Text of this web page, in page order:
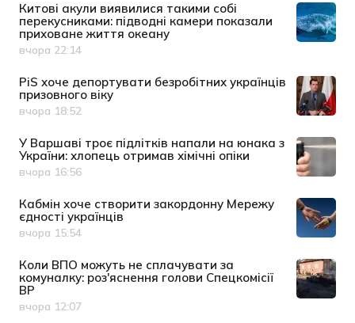
Китові акули виявилися такими собі
перекусниками: підводні камери показали
приховане життя океану
Дата публікації
вчора 22:14
PiS хоче депортувати безробітних українців
призовного віку
Дата публікації
вчора 18:52
У Варшаві троє підлітків напали на юнака з
України: хлопець отримав хімічні опіки
Дата публікації
вчора 16:56
Кабмін хоче створити закордонну Мережу
єдності українців
Дата публікації
вчора 15:54
Коли ВПО можуть не сплачувати за
комуналку: роз'яснення голови Спецкомісії
ВР
Дата публікації
вчора 12:07